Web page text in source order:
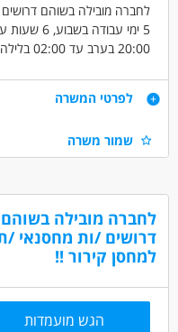
לחברה מובילה בשוהם
5 ימי עבודה בשבוע, 6 שעות עבודה ביום!!
20:00 בערב עד 02:00 בלילה!!
דרישות
מחסנים ולוגיסטיקה -
מחסנים ולוגיסטיקה - מלקטים
כללי /ללא הכשרה - עובד/ת
מאפייני משרה
לפרטי המשרה
שמור משרה
לחברה מובילה בשוהם
דרושים /ות מחסנאי /
למחסן קירור !!
הגש מועמדות